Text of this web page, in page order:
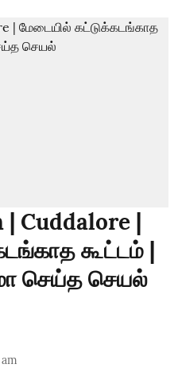
Cuddalore |
கூட்டம் |
செய்த செயல்